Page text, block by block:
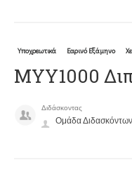
Υποχρεωτικά Εαρινό Εξάμηνο
ΜΥΥ1000
Διδάσκοντας
Ομάδα Διδασκόντων